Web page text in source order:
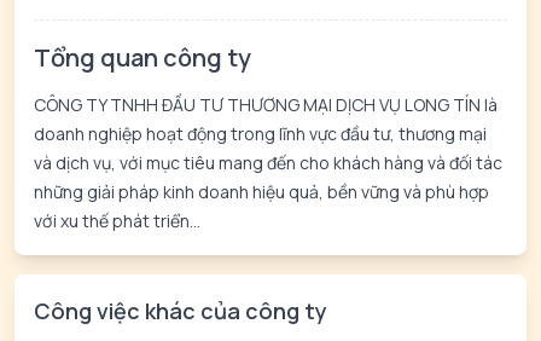
Tổng quan công ty
CÔNG TY TNHH ĐẦU TƯ THƯƠNG MẠI DỊCH VỤ LONG TÍN là
doanh nghiệp hoạt động trong lĩnh vực đầu tư, thương mại
và dịch vụ, với mục tiêu mang đến cho khách hàng và đối tác
những giải pháp kinh doanh hiệu quả, bền vững và phù hợp
với xu thế phát triển...
Công việc khác của công ty